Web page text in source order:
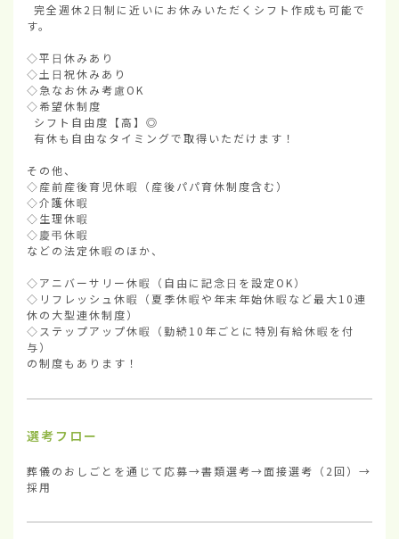
完全週休2日制に近いにお休みいただくシフト作成も可能で
す。
◇平日休みあり
◇土日祝休みあり
◇急なお休み考慮OK
◇希望休制度
シフト自由度【高】◎
有休も自由なタイミングで取得いただけます！
その他、
◇産前産後育児休暇（産後パパ育休制度含む）
◇介護休暇
◇生理休暇
◇慶弔休暇
などの法定休暇のほか、
◇アニバーサリー休暇（自由に記念日を設定OK）
◇リフレッシュ休暇（夏季休暇や年末年始休暇など最大10連
休の大型連休制度）
◇ステップアップ休暇（勤続10年ごとに特別有給休暇を付
与）
の制度もあります！
選考フロー
葬儀のおしごとを通じて応募→書類選考→面接選考（2回）→
採用